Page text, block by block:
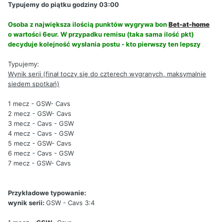
Typujemy do piątku godziny 03:00
Osoba z największa ilością punktów wygrywa bonBet-at-home
o wartości 6eur. W przypadku remisu (taka sama ilość pkt)
decyduje kolejność wysłania postu - kto pierwszy ten lepszy
Typujemy:
Wynik serii (finał toczy się do czterech wygranych, maksymalnie
siedem spotkań)
1 mecz - GSW- Cavs
2 mecz - GSW- Cavs
3 mecz - Cavs - GSW
4 mecz - Cavs - GSW
5 mecz - GSW- Cavs
6 mecz - Cavs - GSW
7 mecz - GSW- Cavs
Przykładowe typowanie:
wynik serii: GSW - Cavs 3:4